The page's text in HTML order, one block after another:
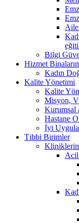
Aile
Bilgi
Hizmet
Kadın
Kalite Yönetimi
Kalite
Misyon,
Kurumsal
Hastane
İyi
Tıbbi Birimler
Acil